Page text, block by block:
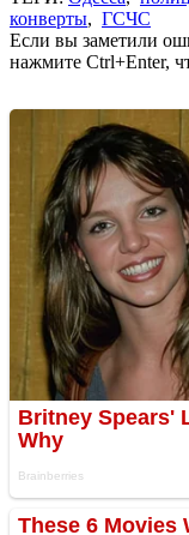
конверты, ГСЧС
Если вы заметили
нажмите Ctrl+Enter,